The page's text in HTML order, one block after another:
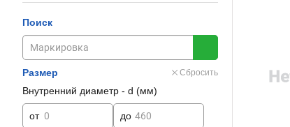
Поиск
Размер Сбросить
Внутренний диаметр - d (мм)
от до